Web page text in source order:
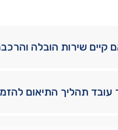
קיים שירות הובלה
עובד תהליך התיאום